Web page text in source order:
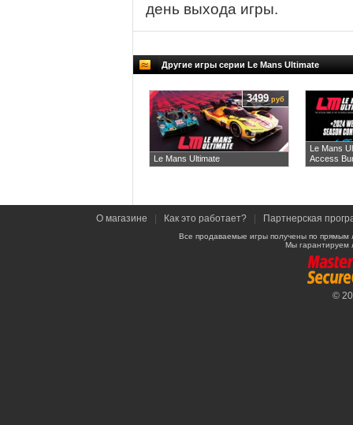
день выхода игры.
Другие игры серии Le Mans Ultimate
Le Mans Ultimate
3499руб
Le Mans
Access
О магазине Как это работает? Партнерская
Все продаваемые игры получены по
Мы гарантируем
©